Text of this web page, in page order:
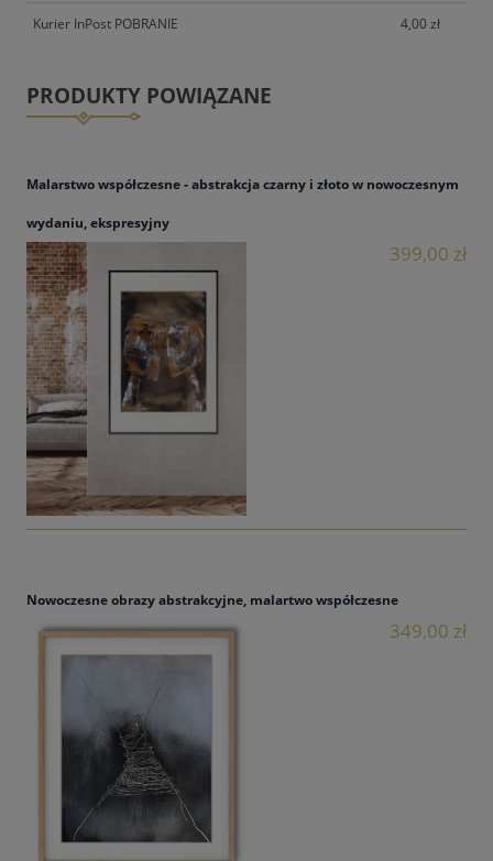
Kurier InPost POBRANIE 4,00 zł
PRODUKTY POWIĄZANE
Malarstwo współczesne - abstrakcja czarny i złoto w nowoczesnym
wydaniu, ekspresyjny
399,00 zł
Nowoczesne obrazy abstrakcyjne, malartwo współczesne
349,00 zł